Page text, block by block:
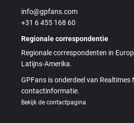
info@gpfans.com
+31 6 455 168 60
Regionale correspondentie
Regionale correspondenten in
Latijns-Amerika.
GPFans is onderdeel van Realtimes
contactinformatie.
Bekijk de contactpagina